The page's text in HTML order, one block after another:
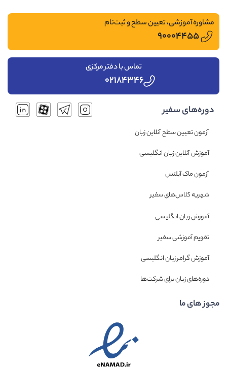
مشاوره آموزشی، تعیین سطح و ثبت‌نام
۹۰۰۰۴۴۵۵
تماس با دفتر مرکزی
۰۲۱۸۴۳۴۶
دوره‌های سفیر
آزمون تعیین سطح آنلاین زبان
آموزش آنلاین زبان انگلیسی
آزمون ماک آیلتس
شهریه کلاس‌های سفیر
آموزش زبان انگلیسی
تقویم آموزشی سفیر
آموزش گرامر زبان انگلیسی
دوره‌های زبان برای شرکت‌ها
مجوز های ما